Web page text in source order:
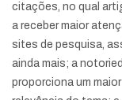
citações, no qual
a receber maior
sites de pesquisa,
ainda mais; a
proporciona um